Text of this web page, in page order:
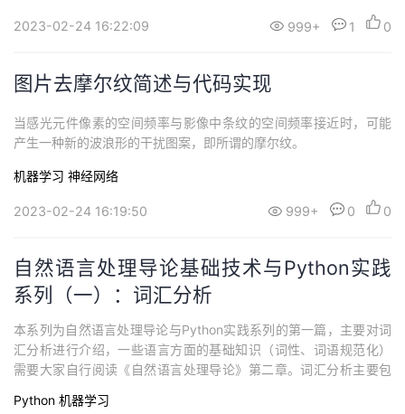
2023-02-24 16:22:09 999+ 1 0
图片去摩尔纹简述与代码实现
当感光元件像素的空间频率与影像中条纹的空间频率接近时，可能
产生一种新的波浪形的干扰图案，即所谓的摩尔纹。
机器学习 神经网络
2023-02-24 16:19:50 999+ 0 0
自然语言处理导论基础技术与Python实践
系列（一）：词汇分析
本系列为自然语言处理导论与Python实践系列的第一篇，主要对词
汇分析进行介绍，一些语言方面的基础知识（词性、词语规范化）
需要大家自行阅读《自然语言处理导论》第二章。词汇分析主要包
Python 机器学习